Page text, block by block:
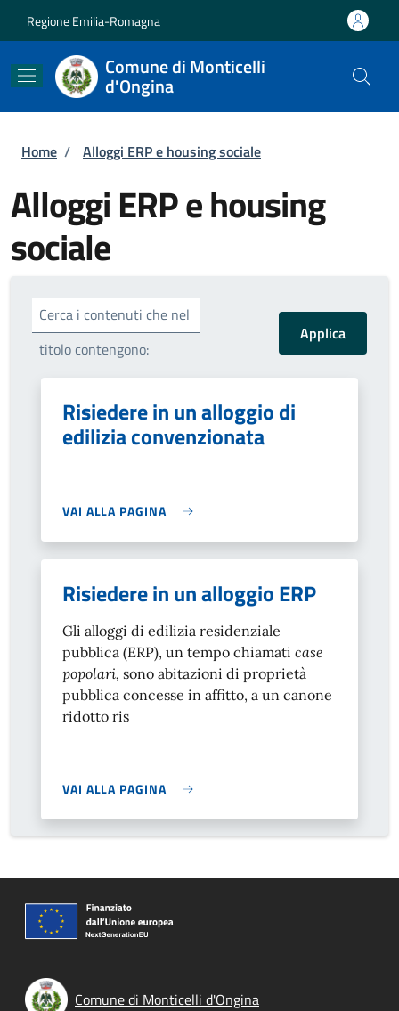
Regione Emilia-Romagna
Comune di Monticelli
d'Ongina
Briciole di pane
Home / Alloggi ERP e housing sociale
Alloggi ERP e housing
sociale
Cerca i contenuti che nel
titolo contengono:
Risiedere in un alloggio di
edilizia convenzionata
VAI ALLA PAGINA
Risiedere in un alloggio ERP
Gli alloggi di edilizia residenziale
pubblica (ERP), un tempo chiamati case
popolari, sono abitazioni di proprietà
pubblica concesse in affitto, a un canone
ridotto ris
VAI ALLA PAGINA
Comune di Monticelli d'Ongina